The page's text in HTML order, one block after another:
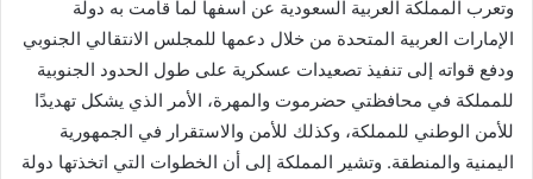
وتعرب المملكة العربية السعودية عن أسفها لما قامت به دولة
الإمارات العربية المتحدة من خلال دعمها للمجلس الانتقالي الجنوبي
ودفع قواته إلى تنفيذ تصعيدات عسكرية على طول الحدود الجنوبية
للمملكة في محافظتي حضرموت والمهرة، الأمر الذي يشكل تهديدًا
للأمن الوطني للمملكة، وكذلك للأمن والاستقرار في الجمهورية
اليمنية والمنطقة. وتشير المملكة إلى أن الخطوات التي اتخذتها دولة